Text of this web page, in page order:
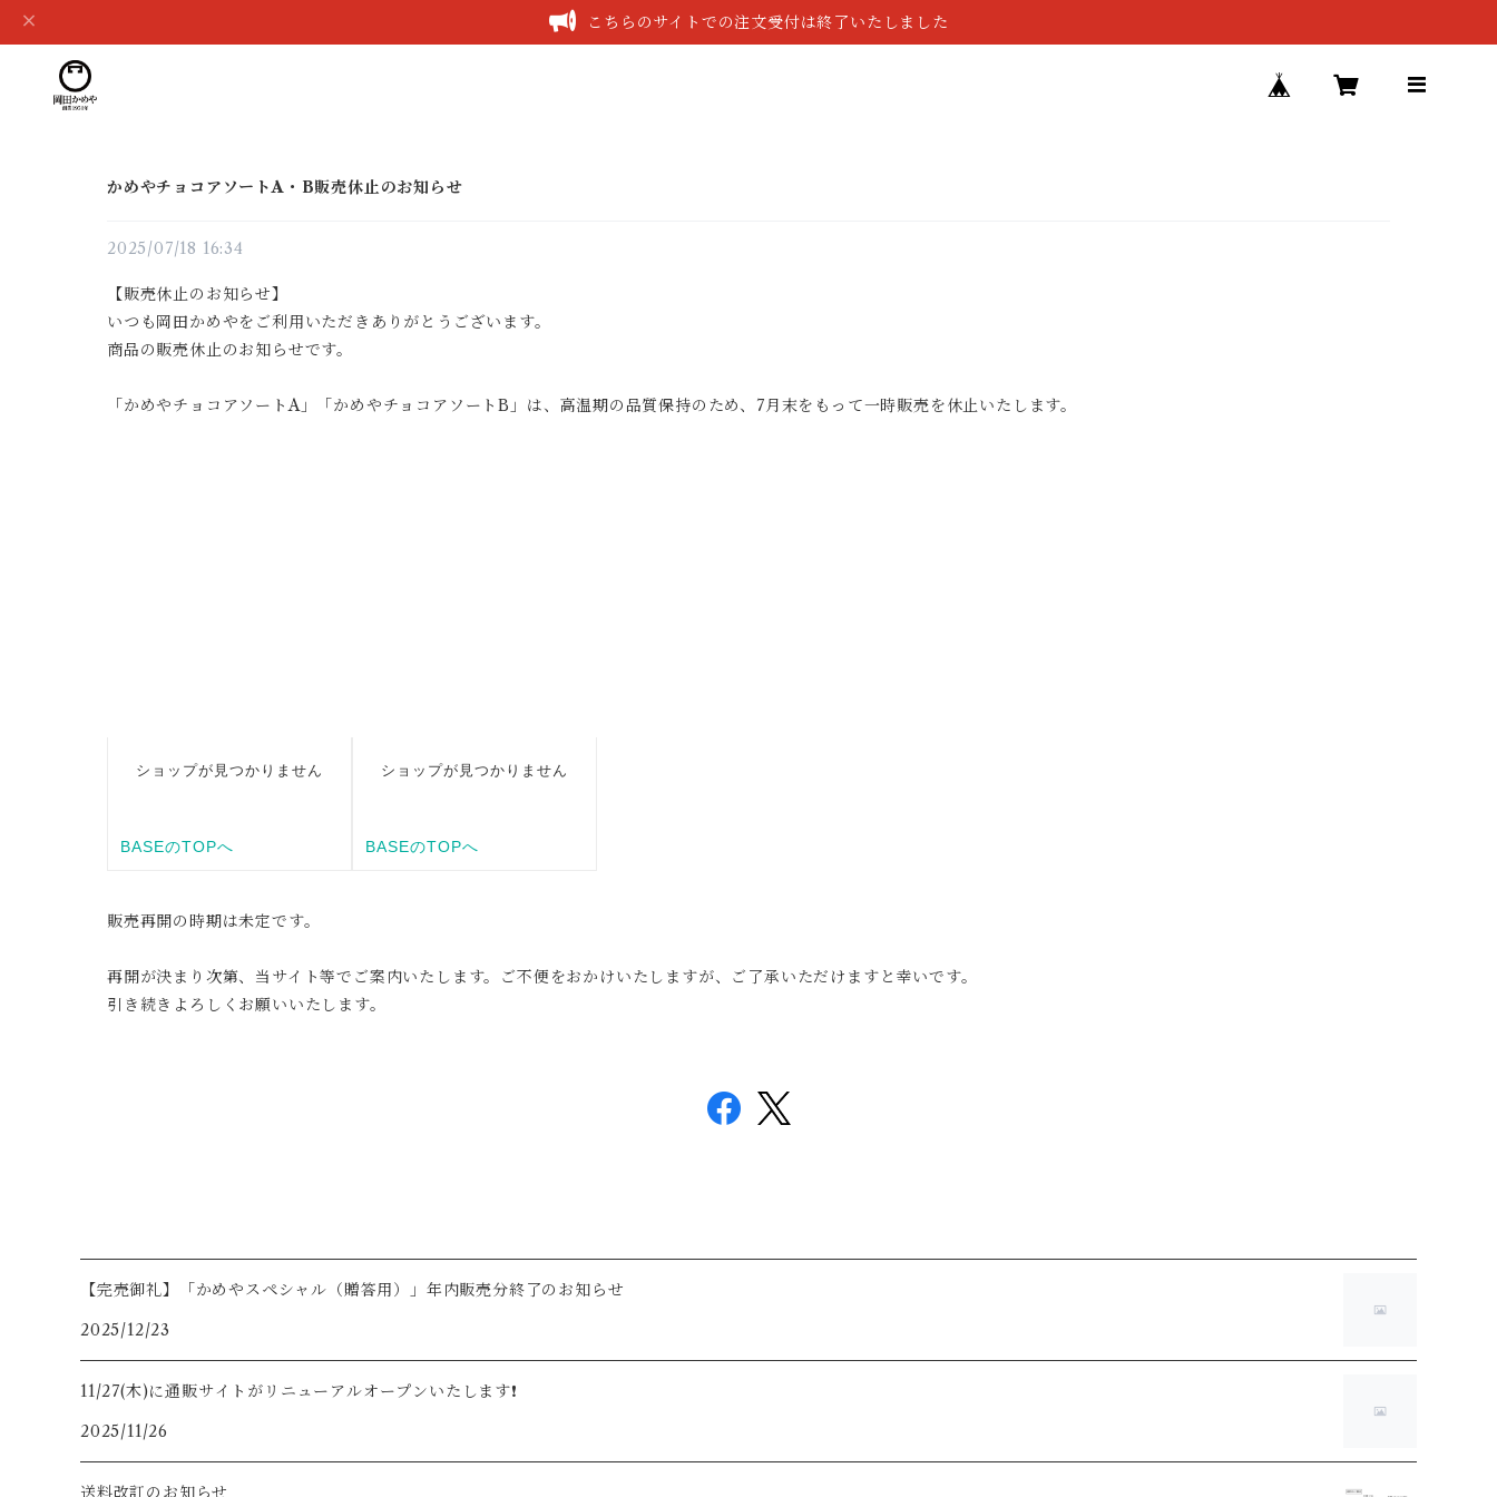
こちらのサイトでの注文受付は終了いたしました
かめやチョコアソートA・B販売休止のお知らせ
2025/07/18 16:34
【販売休止のお知らせ】
いつも岡田かめやをご利用いただきありがとうございます。
商品の販売休止のお知らせです。
「かめやチョコアソートA」「かめやチョコアソートB」は、高温期の品質保持のため、7月末をもって一時販売を休止いたします。
販売再開の時期は未定です。
再開が決まり次第、当サイト等でご案内いたします。ご不便をおかけいたしますが、ご了承いただけますと幸いです。
引き続きよろしくお願いいたします。
【完売御礼】「かめやスペシャル（贈答用）」年内販売分終了のお知らせ
2025/12/23
11/27(木)に通販サイトがリニューアルオープンいたします❗️
2025/11/26
送料改訂のお知らせ